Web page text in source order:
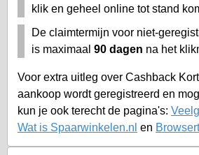
klik en geheel online tot stand
De claimtermijn voor niet-
is maximaal 90 dagen na het
Voor extra uitleg over Cashback
aankoop wordt geregistreerd en
kun je ook terecht de pagina's:
Wat is Spaarwinkelen.nl en